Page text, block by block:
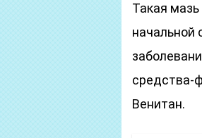
Такая
начальной
средства-
Венитан.